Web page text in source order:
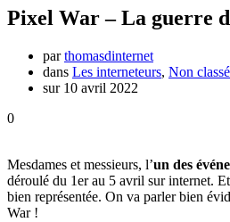
Pixel War – La guerre
parthomasdinternet
dans Les interneteurs, Non classé
sur 10 avril 2022
0
Mesdames et messieurs, l’un des
déroulé du 1er au 5 avril sur internet.
bien représentée. On va parler bien
War !